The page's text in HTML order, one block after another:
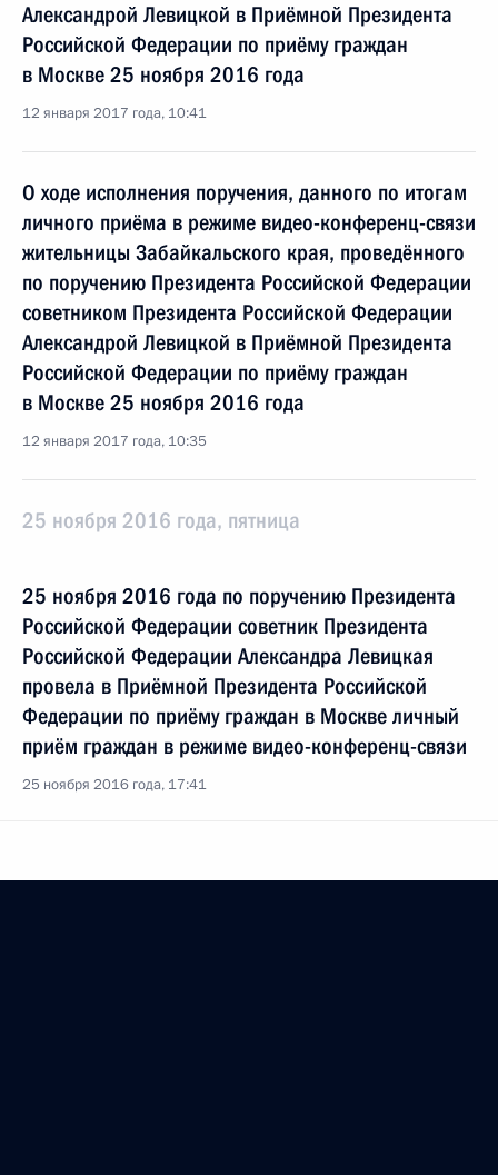
Александрой Левицкой в Приёмной Президента
Российской Федерации по приёму граждан
в Москве 25 ноября 2016 года
12 января 2017 года, 10:41
О ходе исполнения поручения, данного по итогам
личного приёма в режиме видео-конференц-связи
жительницы Забайкальского края, проведённого
по поручению Президента Российской Федерации
советником Президента Российской Федерации
Александрой Левицкой в Приёмной Президента
Российской Федерации по приёму граждан
в Москве 25 ноября 2016 года
12 января 2017 года, 10:35
25 ноября 2016 года, пятница
25 ноября 2016 года по поручению Президента
Российской Федерации советник Президента
Российской Федерации Александра Левицкая
провела в Приёмной Президента Российской
Федерации по приёму граждан в Москве личный
приём граждан в режиме видео-конференц-связи
25 ноября 2016 года, 17:41